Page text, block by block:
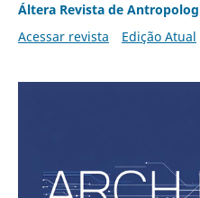
Áltera Revista de
Acessar revista
Edição Atual